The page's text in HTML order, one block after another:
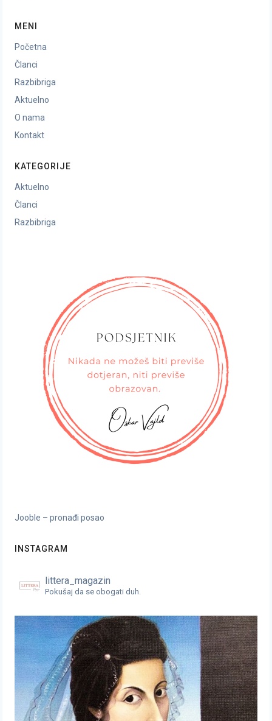
MENI
Početna
Članci
Razbibriga
Aktuelno
O nama
Kontakt
KATEGORIJE
Aktuelno
Članci
Razbibriga
Jooble – pronađi posao
INSTAGRAM
littera_magazin
Pokušaj da se obogati duh.